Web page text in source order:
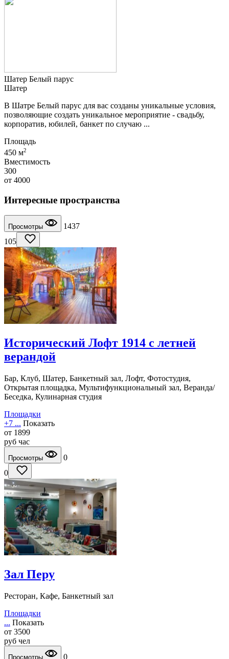
Шатер Белый парус
Шатер
В Шатре Белый парус для вас созданы уникальные условия,
позволяющие создать уникальное мероприятие - свадьбу,
корпоратив, юбилей, банкет по случаю ...
Площадь
450 м2
Вместимость
300
от 4000
Интересные пространства
Просмотры
1437
105
Исторический Лофт 1914 с летней
верандой
Бар, Клуб, Шатер, Банкетный зал, Лофт, Фотостудия,
Открытая площадка, Мультифункциональный зал, Веранда/
Беседка, Кулинарная студия
Площадки
+7 ... Показать
от 1899
руб час
Просмотры
0
0
Зал Перу
Ресторан, Кафе, Банкетный зал
Площадки
... Показать
от 3500
руб чел
Просмотры 0